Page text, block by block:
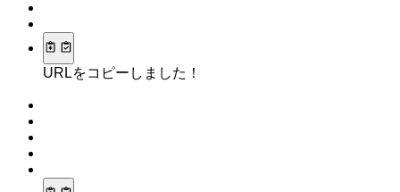
URLをコピーしました！